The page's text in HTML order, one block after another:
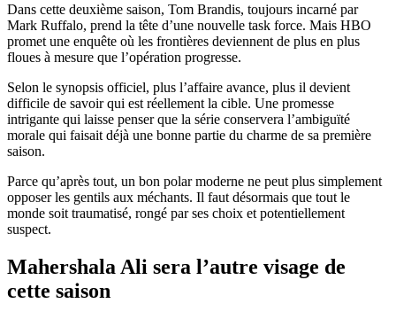
Dans cette deuxième saison, Tom Brandis, toujours incarné par
Mark Ruffalo, prend la tête d’une nouvelle task force. Mais HBO
promet une enquête où les frontières deviennent de plus en plus
floues à mesure que l’opération progresse.
Selon le synopsis officiel, plus l’affaire avance, plus il devient
difficile de savoir qui est réellement la cible. Une promesse
intrigante qui laisse penser que la série conservera l’ambiguïté
morale qui faisait déjà une bonne partie du charme de sa première
saison.
Parce qu’après tout, un bon polar moderne ne peut plus simplement
opposer les gentils aux méchants. Il faut désormais que tout le
monde soit traumatisé, rongé par ses choix et potentiellement
suspect.
Mahershala Ali sera l’autre visage de
cette saison